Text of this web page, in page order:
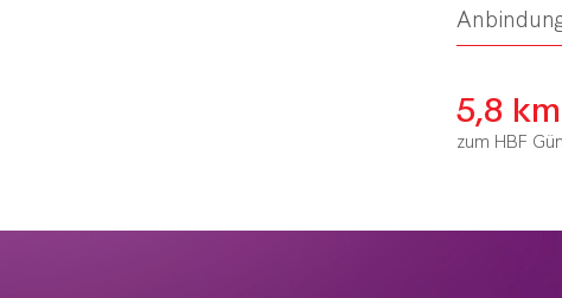
5,8 km
zum HBF